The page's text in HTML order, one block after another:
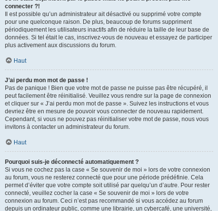
connecter ?!
Il est possible qu’un administrateur ait désactivé ou supprimé votre compte
pour une quelconque raison. De plus, beaucoup de forums suppriment
périodiquement les utilisateurs inactifs afin de réduire la taille de leur base de
données. Si tel était le cas, inscrivez-vous de nouveau et essayez de participer
plus activement aux discussions du forum.
Haut
J’ai perdu mon mot de passe !
Pas de panique ! Bien que votre mot de passe ne puisse pas être récupéré, il
peut facilement être réinitialisé. Veuillez vous rendre sur la page de connexion
et cliquer sur « J’ai perdu mon mot de passe ». Suivez les instructions et vous
devriez être en mesure de pouvoir vous connecter de nouveau rapidement.
Cependant, si vous ne pouvez pas réinitialiser votre mot de passe, nous vous
invitons à contacter un administrateur du forum.
Haut
Pourquoi suis-je déconnecté automatiquement ?
Si vous ne cochez pas la case « Se souvenir de moi » lors de votre connexion
au forum, vous ne resterez connecté que pour une période prédéfinie. Cela
permet d’éviter que votre compte soit utilisé par quelqu’un d’autre. Pour rester
connecté, veuillez cocher la case « Se souvenir de moi » lors de votre
connexion au forum. Ceci n’est pas recommandé si vous accédez au forum
depuis un ordinateur public, comme une librairie, un cybercafé, une université,